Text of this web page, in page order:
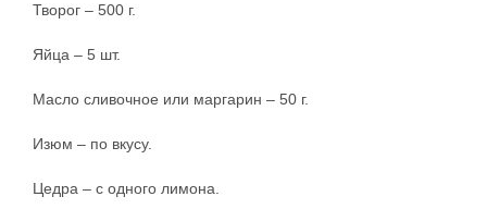
Творог – 500 г.
Яйца – 5 шт.
Масло сливочное или маргарин – 50 г.
Изюм – по вкусу.
Цедра – с одного лимона.